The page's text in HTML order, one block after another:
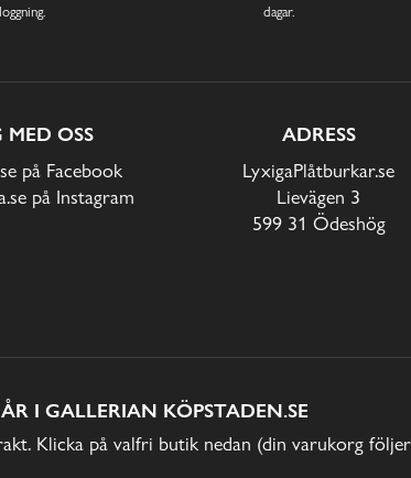
dagar.
OSS
på Facebook
på Instagram
ADRESS
LyxigaPlåtburkar.se
Lievägen 3
599 31 Ödeshög
I GALLERIAN KÖPSTADEN.SE
Klicka på valfri butik nedan (din varukorg